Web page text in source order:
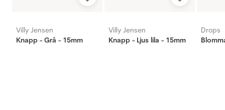
Villy Jensen
Knapp - Grå - 15mm
Villy Jensen
Knapp - Ljus lila - 15mm
Drops